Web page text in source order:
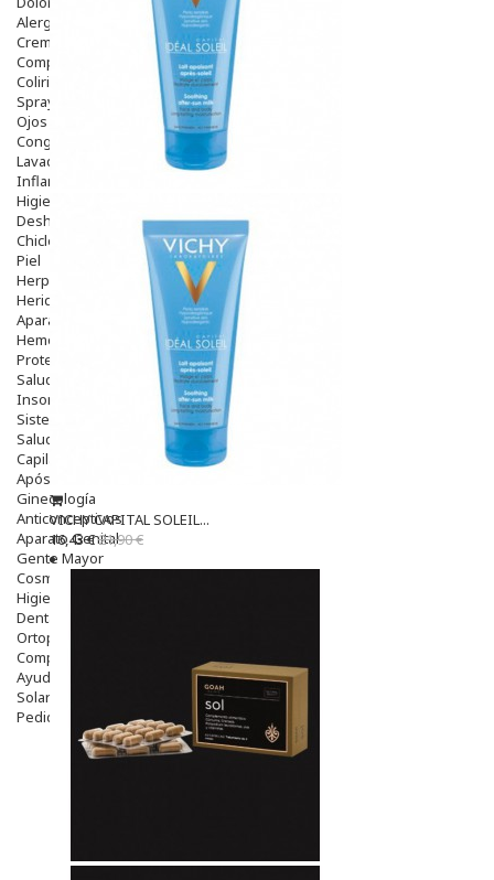
Alergias Y Picaduras
Cremas
Comprimidos
Colirios
Sprays
Ojos Y Oidos
Congestión
Lavado Ojos
Inflamación Del Oido (otitis)
Higiene Oido
Deshabituación Tabaquismo
Chicles
Piel
Herpes Y Hongos
Heridas Y úlceras
Aparato Genital
Hemorroides
Protectores Y Emolientes
Salud
Insomnio
Sistema Nervioso
Salud Bucodental
Capilar
Apósitos
Ginecología
Anticonceptivos
Aparato Genital
Gente Mayor
Cosmética
Higiene
Dentales
Ortopedia
Complementos Nutricionales.
Ayudas
Solares
Pedido express
VICHY CAPITAL SOLEIL...
16,43 €21,90 €